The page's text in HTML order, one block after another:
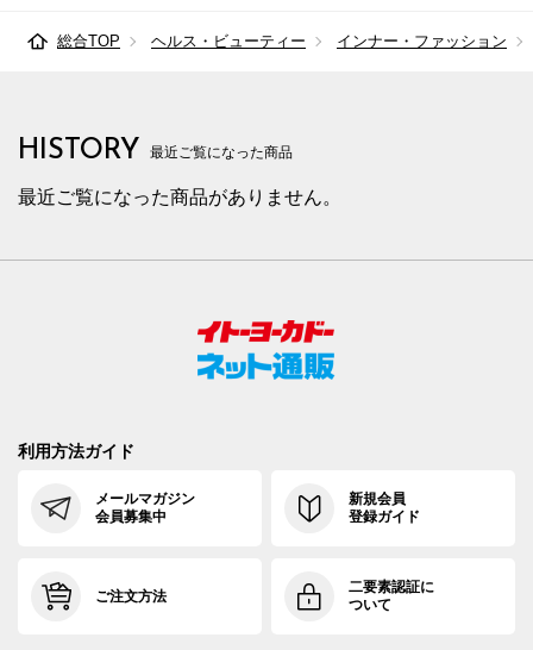
総合TOP ヘルス・ビューティー インナー・ファッション
HISTORY 最近ご覧になった商品
最近ご覧になった商品がありません。
利用方法ガイド
メールマガジン
会員募集中
新規会員
登録ガイド
ご注文方法
二要素認証に
ついて